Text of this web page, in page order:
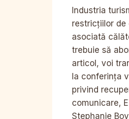
Industria
restricțiilor de
asociată
trebuie să
articol, voi
la conferința
privind
comunicare,
Stephanie